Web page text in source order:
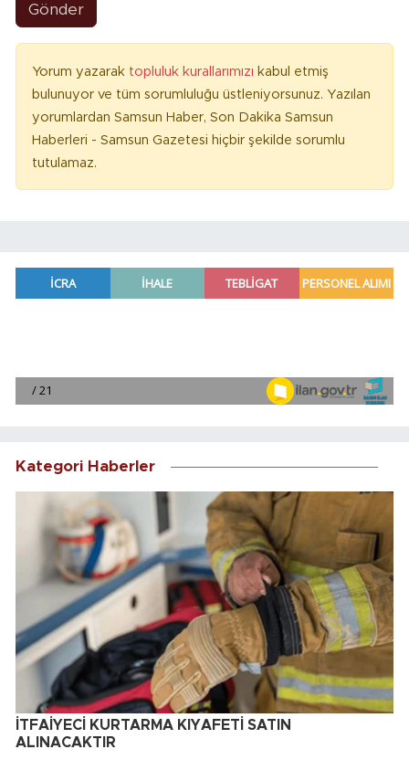
Gönder
Yorum yazarak topluluk kurallarımızı kabul etmiş
bulunuyor ve tüm sorumluluğu üstleniyorsunuz. Yazılan
yorumlardan Samsun Haber, Son Dakika Samsun
Haberleri - Samsun Gazetesi hiçbir şekilde sorumlu
tutulamaz.
Kategori Haberler
İTFAİYECİ KURTARMA KIYAFETİ SATIN
ALINACAKTIR